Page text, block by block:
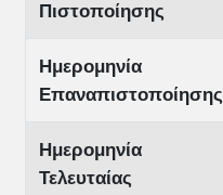
Πιστοποίησης
Ημερομηνία
Επαναπιστοποίησης
Ημερομηνία
Τελευταίας